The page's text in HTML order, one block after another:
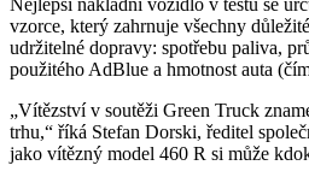
Nejlepší nákladní vozidlo v testu se
vzorce, který zahrnuje všechny
udržitelné dopravy: spotřebu paliva,
použitého AdBlue a hmotnost auta
„Vítězství v soutěži Green Truck
trhu,“ říká Stefan Dorski, ředitel
jako vítězný model 460 R si může